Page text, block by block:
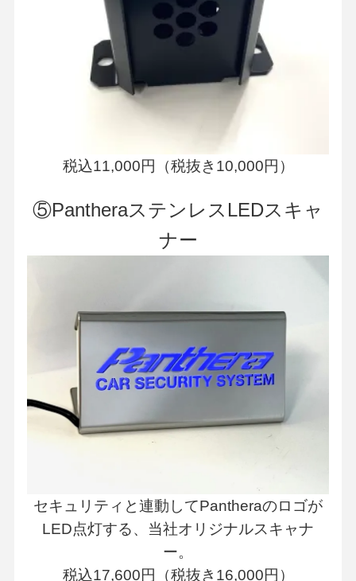
税込11,000円（税抜き10,000円）
⑤PantheraステンレスLEDスキャ
ナー
セキュリティと連動してPantheraのロゴが
LED点灯する、当社オリジナルスキャナ
ー。
税込17,600円（税抜き16,000円）